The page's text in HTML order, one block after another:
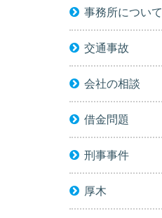
事務所について
交通事故
会社の相談
借金問題
刑事事件
厚木